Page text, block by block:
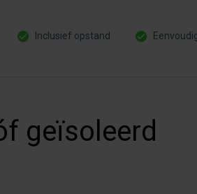
Inclusief opstand
geïsoleerd